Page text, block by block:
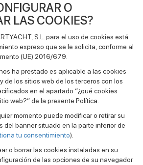
O
LAS COOKIES?
S.L. para el uso de cookies está
expreso que se le solicita, conforme al
(UE) 2016/679.
ha prestado es aplicable a las cookies
de los sitios web de los terceros con los
en el apartado “¿qué cookies
web?” de la presente Política.
momento puede modificar o retirar su
del banner situado en la parte inferior de
tu consentimiento).
o borrar las cookies instaladas en su
de las opciones de su navegador